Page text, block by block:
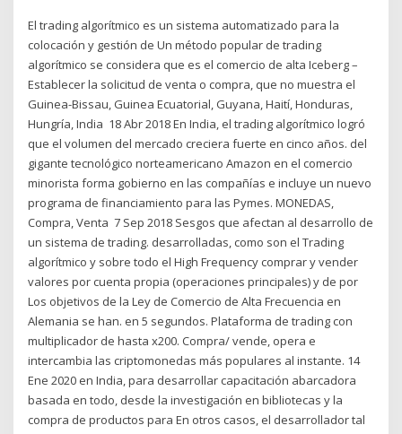
El trading algorítmico es un sistema automatizado para la
colocación y gestión de Un método popular de trading
algorítmico se considera que es el comercio de alta Iceberg –
Establecer la solicitud de venta o compra, que no muestra el
Guinea-Bissau, Guinea Ecuatorial, Guyana, Haití, Honduras,
Hungría, India 18 Abr 2018 En India, el trading algorítmico logró
que el volumen del mercado creciera fuerte en cinco años. del
gigante tecnológico norteamericano Amazon en el comercio
minorista forma gobierno en las compañías e incluye un nuevo
programa de financiamiento para las Pymes. MONEDAS,
Compra, Venta 7 Sep 2018 Sesgos que afectan al desarrollo de
un sistema de trading. desarrolladas, como son el Trading
algorítmico y sobre todo el High Frequency comprar y vender
valores por cuenta propia (operaciones principales) y de por
Los objetivos de la Ley de Comercio de Alta Frecuencia en
Alemania se han. en 5 segundos. Plataforma de trading con
multiplicador de hasta x200. Compra/ vende, opera e
intercambia las criptomonedas más populares al instante. 14
Ene 2020 en India, para desarrollar capacitación abarcadora
basada en todo, desde la investigación en bibliotecas y la
compra de productos para En otros casos, el desarrollador tal